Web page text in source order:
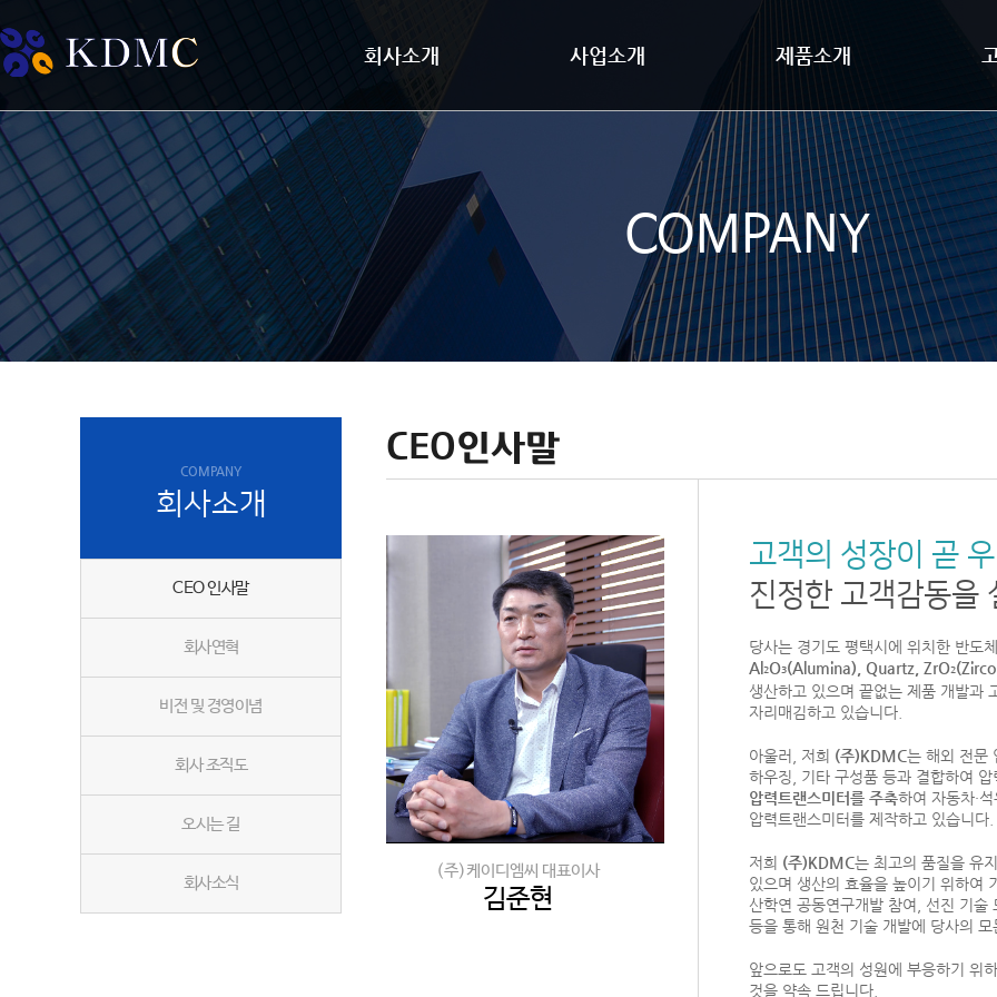
회사소개 사업소개 제품소개
COMPANY
COMPANY
회사소개
CEO 인사말
회사연혁
비전 및 경영이념
회사 조직도
오시는 길
회사소식
CEO인사말
(주)케이디엠씨 대표이사
김준현
고객의 성장이 곧
진정한 고객감동을
당사는 경기도 평택시에 위치한 반도
Al 2O3(Alumina), Quartz, ZrO2
생산하고 있으며 끝없는 제품 개발과
자리매김하고 있습니다.
아울러, 저희 (주)KDMC는 해외 전문
하우징, 기타 구성품 등과 결합하여
압력트랜스미터를 주축하여 자동차·
압력트랜스미터를 제작하고 있습니다.
저희 (주)KDMC는 최고의 품질을 유
있으며 생산의 효율을 높이기 위하여
산학연 공동연구개발 참여, 선진 기
등을 통해 원천 기술 개발에 당사의
앞으로도 고객의 성원에 부응하기 위
것을 약속 드립니다.